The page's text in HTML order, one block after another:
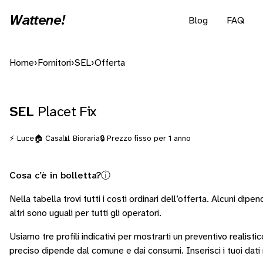
Wattene! Blog FAQ
Home› Fornitori›SEL›Offerta
SEL Placet Fix
⚡ Luce🏠 Casa📊 Bioraria🔒 Prezzo fisso per 1 anno
Cosa c’è in bolletta?ⓘ
Nella tabella trovi tutti i costi ordinari dell’offerta. Alcuni
altri sono uguali per tutti gli operatori.
Usiamo tre profili indicativi per mostrarti un preventivo
preciso dipende dal comune e dai consumi. Inserisci i tuoi